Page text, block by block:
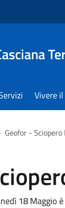
Vivere
Geofor -
18 Maggio